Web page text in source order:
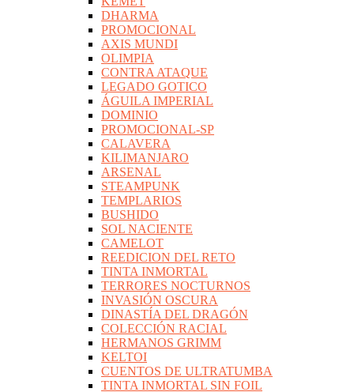
DHARMA
PROMOCIONAL
AXIS MUNDI
OLIMPIA
CONTRA ATAQUE
LEGADO GOTICO
ÁGUILA IMPERIAL
DOMINIO
PROMOCIONAL-SP
CALAVERA
KILIMANJARO
ARSENAL
STEAMPUNK
TEMPLARIOS
BUSHIDO
SOL NACIENTE
CAMELOT
REEDICION DEL RETO
TINTA INMORTAL
TERRORES NOCTURNOS
INVASIÓN OSCURA
DINASTÍA DEL DRAGÓN
COLECCIÓN RACIAL
HERMANOS GRIMM
KELTOI
CUENTOS DE ULTRATUMBA
TINTA INMORTAL SIN FOIL